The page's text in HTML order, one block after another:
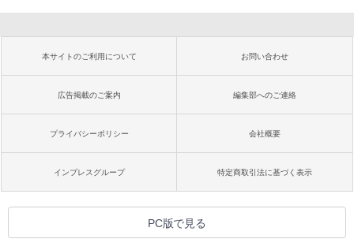
本サイトのご利用について お問い合わせ
広告掲載のご案内 編集部へのご連絡
プライバシーポリシー 会社概要
インプレスグループ 特定商取引法に基づく表示
PC版で見る